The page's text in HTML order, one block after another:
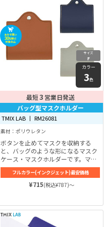
サイズ
F
カラー
3色
最短3 営業日発送
バッグ型マスクホルダー
TMIX LAB 丨 RM26081
素材：ポリウレタン
ボタンを止めてマスクを収納する
と、バッグのような形になるマスク
ケース・マスクホルダーです。マス
クをじか置きしない衛生的なマスク
ホルダーがあると便利ですよ。マス
クを収納する時はふんわりカーブが
フルカラー(インクジェット)最安価格
¥715(税込¥787)～